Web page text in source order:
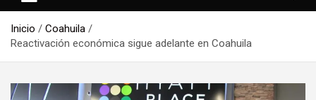
Inicio
Coahuila
Reactivación económica sigue adelante en Coahuila